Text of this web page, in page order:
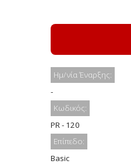
Ημ/νία Έναρξης:
-
Κωδικός:
PR - 120
Επίπεδο:
Basic